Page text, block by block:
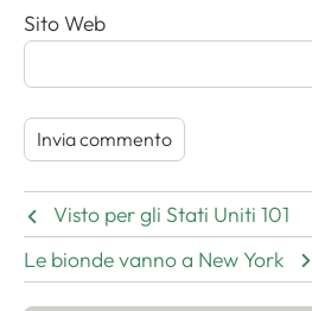
Sito Web
Visto per gli Stati Uniti 101
Le bionde vanno a New York